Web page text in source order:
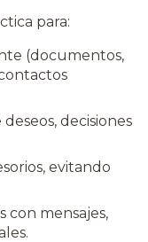
para:
(documentos,
decisiones
evitando
con mensajes,